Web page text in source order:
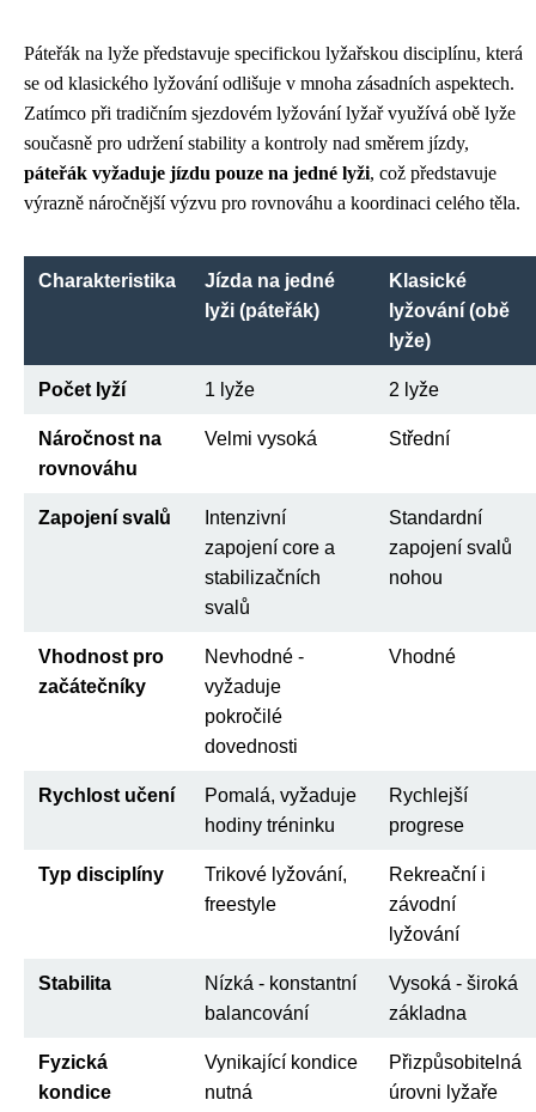
Páteřák na lyže představuje specifickou lyžařskou disciplínu, která
se od klasického lyžování odlišuje v mnoha zásadních aspektech.
Zatímco při tradičním sjezdovém lyžování lyžař využívá obě lyže
současně pro udržení stability a kontroly nad směrem jízdy,
páteřák vyžaduje jízdu pouze na jedné lyži, což představuje
výrazně náročnější výzvu pro rovnováhu a koordinaci celého těla.
Charakteristika
Jízda na jedné
lyži (páteřák)
Klasické
lyžování (obě
lyže)
Počet lyží 1 lyže 2 lyže
Náročnost na
rovnováhu
Velmi vysoká Střední
Zapojení svalů
Intenzivní
zapojení core a
stabilizačních
svalů
Standardní
zapojení svalů
nohou
Vhodnost pro
začátečníky
Nevhodné -
vyžaduje
pokročilé
dovednosti
Vhodné
Rychlost učení
Pomalá, vyžaduje
hodiny tréninku
Rychlejší
progrese
Typ disciplíny
Trikové lyžování,
freestyle
Rekreační i
závodní
lyžování
Stabilita
Nízká - konstantní
balancování
Vysoká - široká
základna
Fyzická
kondice
Vynikající kondice
nutná
Přizpůsobitelná
úrovni lyžaře